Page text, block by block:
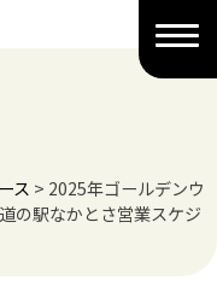
ス > 2025年ゴールデンウ
の駅なかとさ営業スケジ